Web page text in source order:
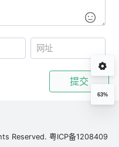
提交
63%
Reserved. 粤ICP备1208409